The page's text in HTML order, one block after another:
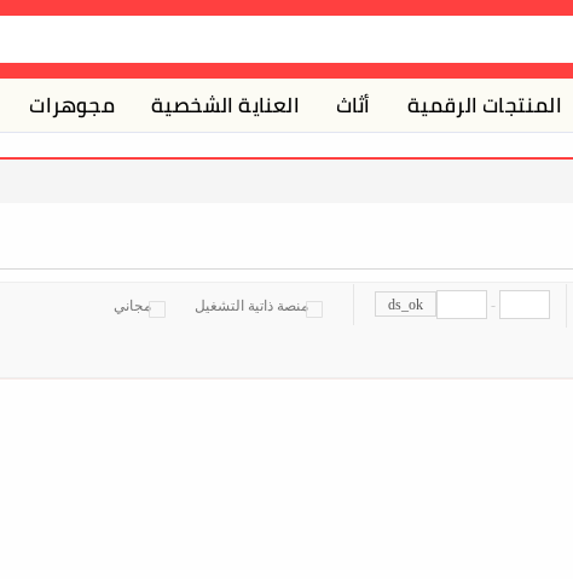
المنتجات الرقمية أثاث العناية الشخصية مجوهرات
-
ds_ok منصة ذاتية التشغيل مجاني